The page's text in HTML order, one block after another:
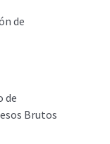
de
de
Brutos